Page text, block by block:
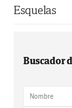
Esquelas
Buscador